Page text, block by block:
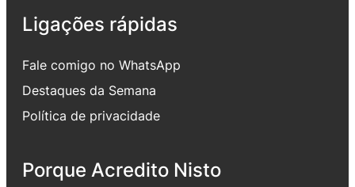
Ligações rápidas
Fale comigo no WhatsApp
Destaques da Semana
Política de privacidade
Porque Acredito Nisto